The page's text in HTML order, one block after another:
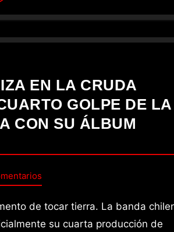
EN LA CRUDA
GOLPE DE LA
CON SU ÁLBUM
su cuarta producción de